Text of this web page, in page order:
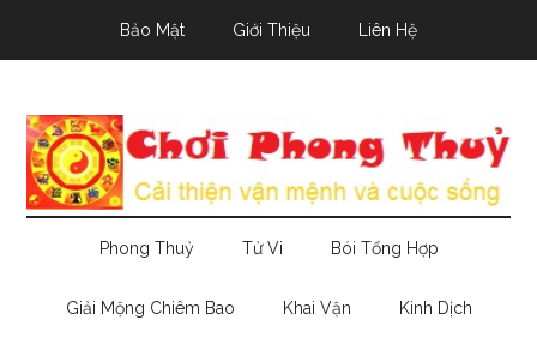
Bảo Mật Giới Thiệu Liên Hệ
Phong Thuỷ Tử Vi Bói Tổng Hợp
Giải Mộng Chiêm Bao Khai Vận Kinh Dịch